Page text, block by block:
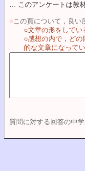
… このアンケートは教
■この頁について，良
○文章の形をしてい
○感想の内で，ど
的な文章になって
質問に対する回答の中